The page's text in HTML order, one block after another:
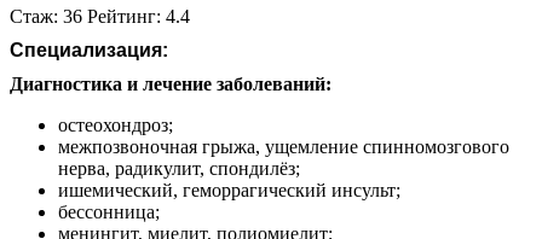
Стаж: 36 Рейтинг: 4.4
Специализация:
Диагностика и лечение заболеваний:
остеохондроз;
межпозвоночная грыжа, ущемление спинномозгового
нерва, радикулит, спондилёз;
ишемический, геморрагический инсульт;
бессонница;
менингит, миелит, полиомиелит;